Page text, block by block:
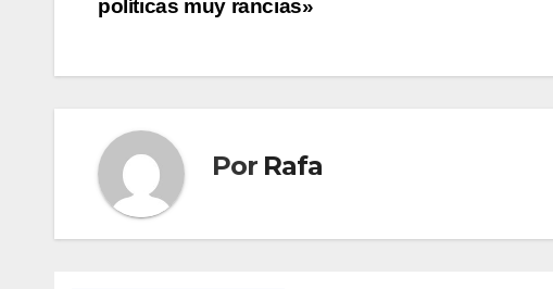
polí­ticas muy rancias»
Por Rafa